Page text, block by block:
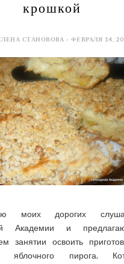
крошкой
СТАНОВОВА - ФЕВРАЛЯ 14,
моих дорогих
Академии и
занятии освоить
яблочного пирога.